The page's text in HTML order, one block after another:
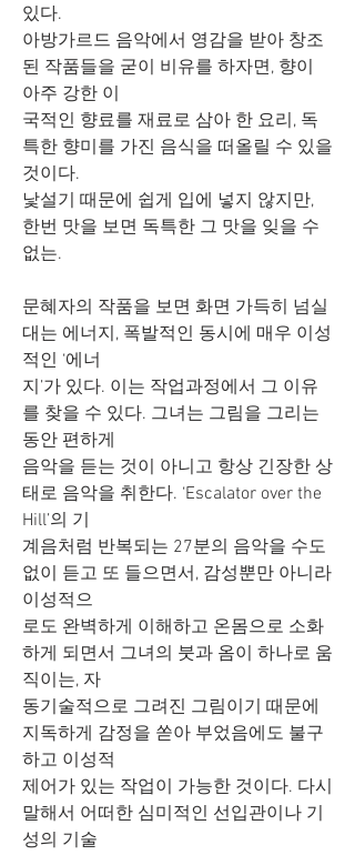
있다.
아방가르드 음악에서 영감을 받아 창조
된 작품들을 굳이 비유를 하자면, 향이
아주 강한 이
국적인 향료를 재료로 삼아 한 요리, 독
특한 향미를 가진 음식을 떠올릴 수 있을
것이다.
낯설기 때문에 쉽게 입에 넣지 않지만,
한번 맛을 보면 독특한 그 맛을 잊을 수
없는.
문혜자의 작품을 보면 화면 가득히 넘실
대는 에너지, 폭발적인 동시에 매우 이성
적인 ‘에너
지’가 있다. 이는 작업과정에서 그 이유
를 찾을 수 있다. 그녀는 그림을 그리는
동안 편하게
음악을 듣는 것이 아니고 항상 긴장한 상
태로 음악을 취한다. ‘Escalator over the
Hill’의 기
계음처럼 반복되는 27분의 음악을 수도
없이 듣고 또 들으면서, 감성뿐만 아니라
이성적으
로도 완벽하게 이해하고 온몸으로 소화
하게 되면서 그녀의 붓과 옴이 하나로 움
직이는, 자
동기술적으로 그려진 그림이기 때문에
지독하게 감정을 쏟아 부었음에도 불구
하고 이성적
제어가 있는 작업이 가능한 것이다. 다시
말해서 어떠한 심미적인 선입관이나 기
성의 기술